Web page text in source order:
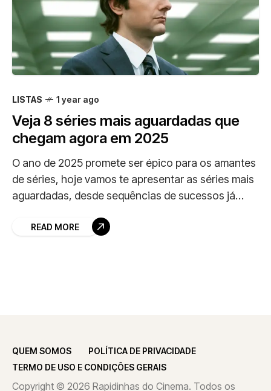
LISTAS 1 year ago
Veja 8 séries mais aguardadas que
chegam agora em 2025
O ano de 2025 promete ser épico para os amantes
de séries, hoje vamos te apresentar as séries mais
aguardadas, desde sequências de sucessos já
READ MORE
QUEM SOMOS
POLÍTICA DE PRIVACIDADE
TERMO DE USO E CONDIÇÕES GERAIS
Copyright © 2026 Rapidinhas do Cinema. Todos os